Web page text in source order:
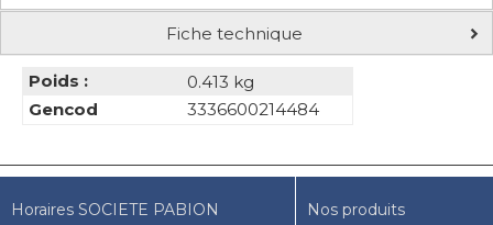
Fiche technique
Poids :
0.413 kg
Gencod
3336600214484
Horaires SOCIETE PABION
Nos produits